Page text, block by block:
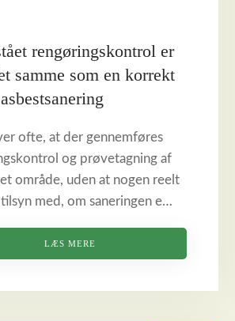
rengøringskontrol er
samme som en korrekt
ofte, at der gennemføres
og prøvetagning af
område, uden at nogen reelt
med, om saneringen e…
LÆS MERE